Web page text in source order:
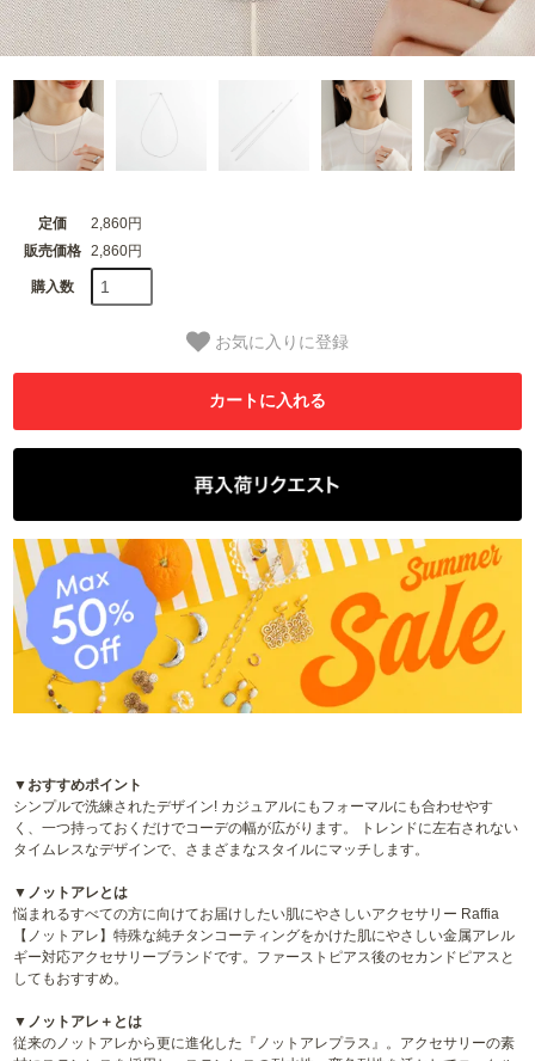
定価
2,860円
販売価格
2,860円
購入数
お気に入りに登録
▼おすすめポイント
シンプルで洗練されたデザイン! カジュアルにもフォーマルにも合わせやす
く、一つ持っておくだけでコーデの幅が広がります。 トレンドに左右されない
タイムレスなデザインで、さまざまなスタイルにマッチします。
▼ノットアレとは
悩まれるすべての方に向けてお届けしたい肌にやさしいアクセサリー Raffia
【ノットアレ】特殊な純チタンコーティングをかけた肌にやさしい金属アレル
ギー対応アクセサリーブランドです。ファーストピアス後のセカンドピアスと
してもおすすめ。
▼ノットアレ＋とは
従来のノットアレから更に進化した『ノットアレプラス』。アクセサリーの素